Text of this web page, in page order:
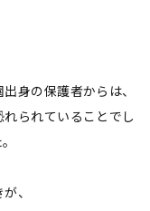
身の保護者からは、
れられていることでし
、